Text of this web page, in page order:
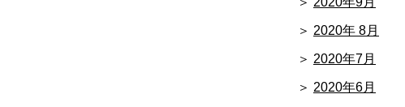
2020年 8月
2020年7月
2020年6月